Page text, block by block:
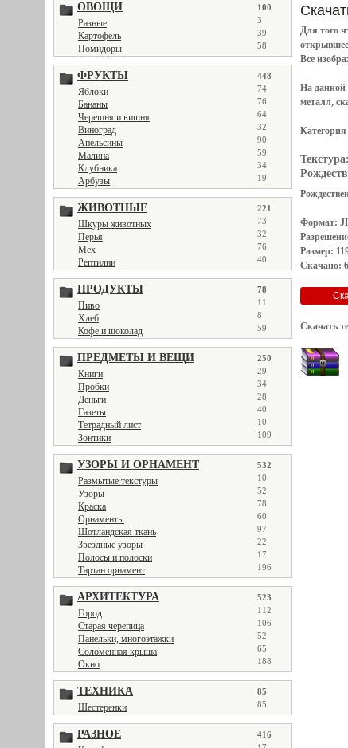
ОВОЩИ 100
Разные 3
Картофель 39
Помидоры 58
ФРУКТЫ 448
Яблоки 74
Бананы 76
Черешня и вишня 64
Виноград 32
Апельсины 90
Малина 59
Клубника 34
Арбузы 19
ЖИВОТНЫЕ 221
Шкуры животных 73
Перья 32
Мех 76
Рептилии 40
ПРОДУКТЫ 78
Пиво 11
Хлеб 8
Кофе и шоколад 59
ПРЕДМЕТЫ И ВЕЩИ 250
Книги 29
Пробки 34
Деньги 28
Газеты 40
Тетрадный лист 10
Зонтики 109
УЗОРЫ И ОРНАМЕНТ 532
Размытые текстуры 10
Узоры 52
Краска 78
Орнаменты 60
Шотландская ткань 97
Звездные узоры 22
Полосы и полоски 17
Тартан орнамент 196
АРХИТЕКТУРА 523
Город 112
Старая черепица 106
Панельки, многоэтажки 52
Соломенная крыша 65
Окно 188
ТЕХНИКА 85
Шестеренки 85
РАЗНОЕ 416
Для того
Все
На данной
металл,
Текстура:
Формат:
Размер:
Скачано:
Скачать